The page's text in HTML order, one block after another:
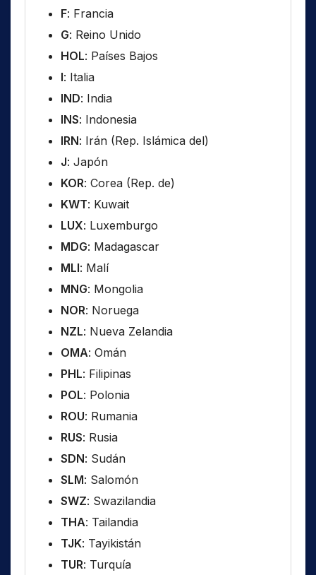
F: Francia
G: Reino Unido
HOL: Países Bajos
I: Italia
IND: India
INS: Indonesia
IRN: Irán (Rep. Islámica del)
J: Japón
KOR: Corea (Rep. de)
KWT: Kuwait
LUX: Luxemburgo
MDG: Madagascar
MLI: Malí
MNG: Mongolia
NOR: Noruega
NZL: Nueva Zelandia
OMA: Omán
PHL: Filipinas
POL: Polonia
ROU: Rumania
RUS: Rusia
SDN: Sudán
SLM: Salomón
SWZ: Swazilandia
THA: Tailandia
TJK: Tayikistán
TUR: Turquía